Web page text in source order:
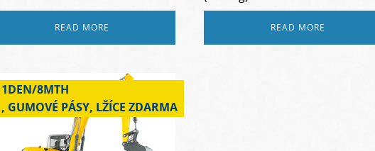
READ MORE READ MORE
1DEN/8MTH
, GUMOVÉ PÁSY, LŽÍCE ZDARMA